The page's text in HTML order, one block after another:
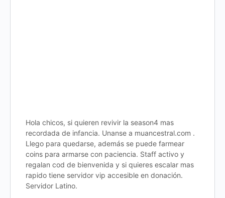
Hola chicos, si quieren revivir la season4 mas
recordada de infancia. Unanse a muancestral.com .
Llego para quedarse, además se puede farmear
coins para armarse con paciencia. Staff activo y
regalan cod de bienvenida y si quieres escalar mas
rapido tiene servidor vip accesible en donación.
Servidor Latino.